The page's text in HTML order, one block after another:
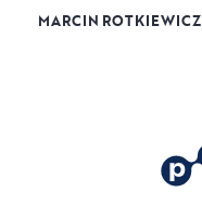
MARCIN ROTKIEWICZ